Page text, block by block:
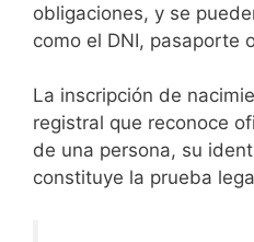
obligaciones, y se
como el DNI, pasaporte
La inscripción de
registral que reconoce
de una persona, su
constituye la prueba